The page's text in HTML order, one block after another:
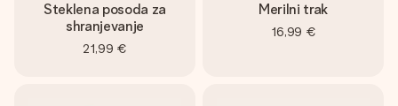
Steklena posoda za
shranjevanje
21,99 €
Merilni trak
16,99 €